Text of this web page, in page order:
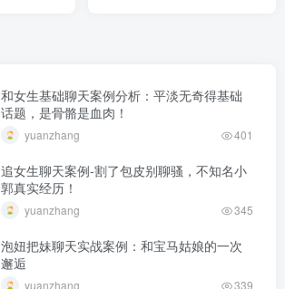
和女生基础聊天案例分析：平淡无奇得基础
话题，是骨骼是血肉！
yuanzhang 401
追女生聊天案例-割了包皮别聊骚，不知名小
郭真实经历！
yuanzhang 345
泡妞把妹聊天实战案例：和宝马姑娘的一次
邂逅
yuanzhang 339